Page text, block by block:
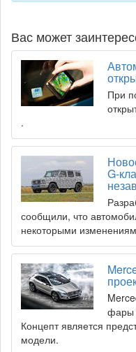
Вас может
При
.
G-
сообщили, что
некоторыми
фары
Концепт является
модели.